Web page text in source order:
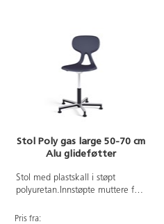
Stol Poly gas large 50-70 cm
Alu glideføtter
Stol med plastskall i støpt
polyuretan.Innstøpte muttere for
Kryssfot i svart aluminium med
Pris fra: